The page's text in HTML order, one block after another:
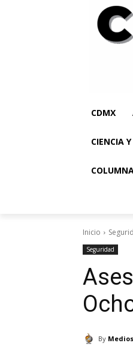
CDMX
CIENCIA
Inicio
Seguridad
By